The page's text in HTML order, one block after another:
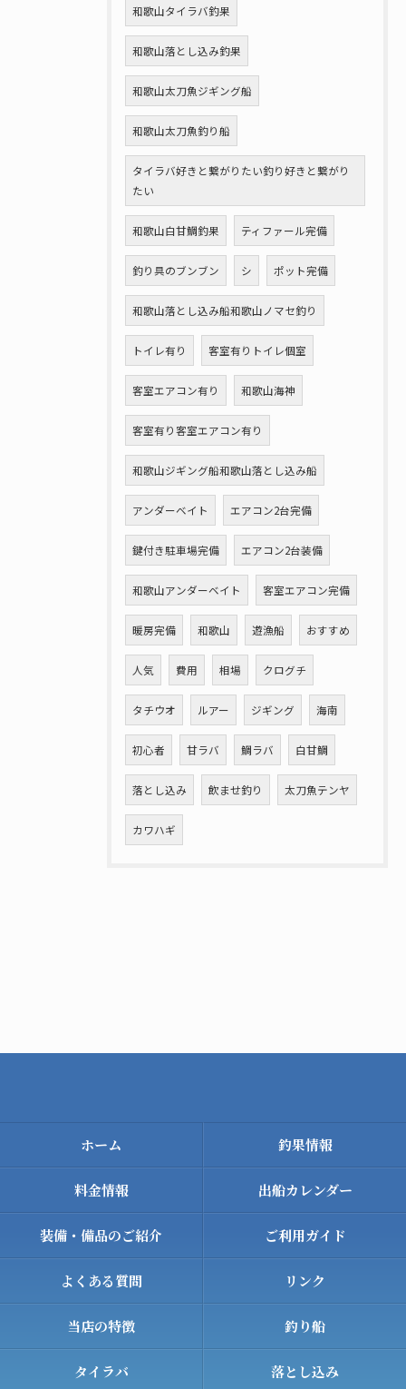
和歌山タイラバ釣果
和歌山落とし込み釣果
和歌山太刀魚ジギング船
和歌山太刀魚釣り船
タイラバ好きと繋がりたい釣り好きと繋がり
たい
和歌山白甘鯛釣果 ティファール完備
釣り具のブンブン シ ポット完備
和歌山落とし込み船和歌山ノマセ釣り
トイレ有り 客室有りトイレ個室
客室エアコン有り 和歌山海神
客室有り客室エアコン有り
和歌山ジギング船和歌山落とし込み船
アンダーベイト エアコン2台完備
鍵付き駐車場完備 エアコン2台装備
和歌山アンダーベイト 客室エアコン完備
暖房完備 和歌山 遊漁船 おすすめ
人気 費用 相場 クログチ
タチウオ ルアー ジギング 海南
初心者 甘ラバ 鯛ラバ 白甘鯛
落とし込み 飲ませ釣り 太刀魚テンヤ
カワハギ
ホーム 釣果情報
料金情報 出船カレンダー
装備・備品のご紹介 ご利用ガイド
よくある質問 リンク
当店の特徴 釣り船
タイラバ 落とし込み